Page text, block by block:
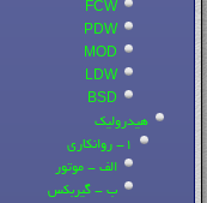
FCW
PDW
MOD
LDW
BSD
هیدرولیک
1- روانکاری
الف - موتور
ب - گیربکس